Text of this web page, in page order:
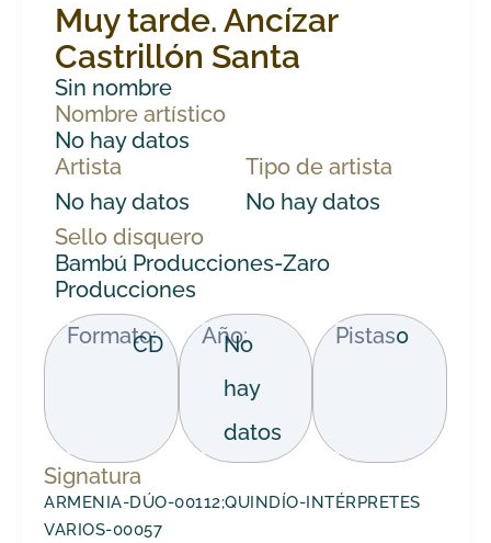
Muy tarde. Ancízar
Castrillón Santa
Sin nombre
Nombre artístico
No hay datos
Artista
No hay datos
Tipo de artista
No hay datos
Sello disquero
Bambú Producciones-Zaro
Producciones
Formato:
CD Año:
No
hay
datos
Pistas0
Signatura
ARMENIA-DÚO-00112;QUINDÍO-INTÉRPRETES
VARIOS-00057